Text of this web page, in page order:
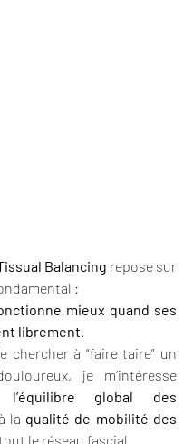
Balancing repose sur
:
mieux quand ses
librement
chercher à “faire taire” un
je m’intéresse
l’équilibre global des
la qualité de mobilité des
le réseau fascial.